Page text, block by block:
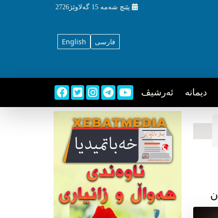
پێنچ شه‌مه‌ 15 گه‌لاوێژ2726
English فارسی
دیمانه ئه‌رشیڤ